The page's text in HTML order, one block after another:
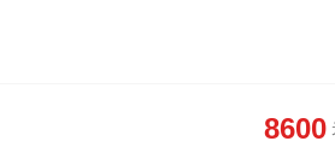
8600